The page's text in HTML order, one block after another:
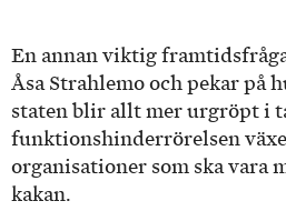
En annan viktig
Åsa Strahlemo och pekar på
staten blir allt mer urgröpt i
funktionshinderrörelsen
organisationer som ska vara
kakan.